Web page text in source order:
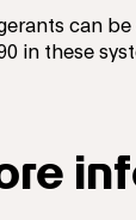
can
in these